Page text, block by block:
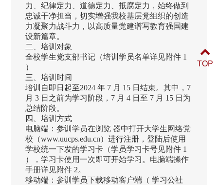
力、纪律定力、道德定力、抵腐定力，始终做到
忠诚干净担当，切实增强我校基层党组织的创造
力凝聚力战斗力，以高质量党建谱写教育强国建
设新篇章。
二、培训对象
全校学生党支部书记（培训学员名单详见附件 1
）
三、培训时间
培训自即日起至2024 年 7 月 15 日结束。其中，7
月 3 日之前为学习阶段，7 月 4 日至 7 月 15 日为
总结阶段。
四、培训方式
电脑端：参训学员在浏览 器中打开大学生网络党
校（www.uucps.edu.cn）进行注册，登陆后使用
学校统一下发的学习卡（学员学习卡号见附件 1
），学习卡使用一次即可开始学习。电脑端操作
手册详见附件 2。
移动端：参训学员下载移动客户端（ 学习公社
TOP